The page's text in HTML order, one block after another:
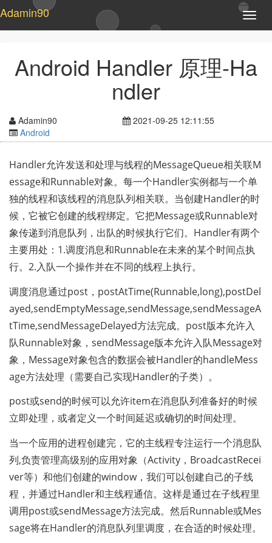
T
o
l
e
t
i
o
n
Adamin90
Android Handler 原理-Ha
ndler
Adamin90
2021-09-25 12:11:55
Android
Handler允许发送和处理与线程的MessageQueue相关联M
essage和Runnable对象。每一个Handler实例都与一个单
独的线程和该线程的消息队列相关联。当创建Handler的时
候，它被它创建的线程绑定。它把Message或Runnable对
象传递到消息队列，出队的时候执行它们。Handler有两个
主要用处：1.调度消息和Runnable在未来的某个时间点执
行。2.入队一个操作并在不同的线程上执行。
调度消息通过post，postAtTime(Runnable,long),postDel
ayed,sendEmptyMessage,sendMessage,sendMessageA
tTime,sendMessageDelayed方法完成。post版本允许入
队Runnable对象，sendMessage版本允许入队Message对
象，Message对象包含的数据会被Handler的handleMess
age方法处理（需要自己实现Handler的子类）。
post或send的时候可以允许item在消息队列准备好的时候
立即处理，或者定义一个时间延迟或确切的时间处理。
当一个应用的进程创建完，它的主线程专注运行一个消息队
列,负责管理高级别的应用对象（Activity，BroadcastRecei
ver等）和他们创建的window，我们可以创建自己的子线
程，并通过Handler和主线程通信。这样是通过在子线程里
调用post或sendMessage方法完成。然后Runnable或Mes
sage将在Handler的消息队列里调度，在合适的时候处理。